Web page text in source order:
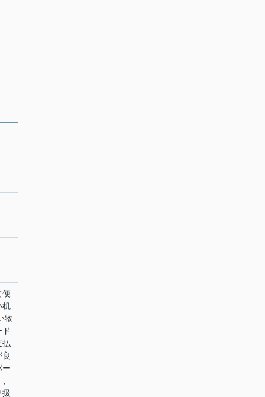
便
机
物
払
ー
扱